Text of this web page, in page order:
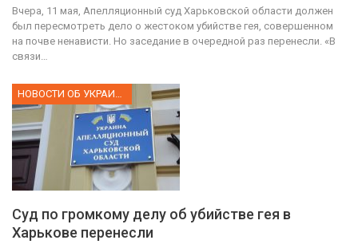
Вчера, 11 мая, Апелляционный суд Харьковской области должен
был пересмотреть дело о жестоком убийстве гея, совершенном
на почве ненависти. Но заседание в очередной раз перенесли. «В
связи…
Суд по громкому делу об убийстве гея в
Харькове перенесли